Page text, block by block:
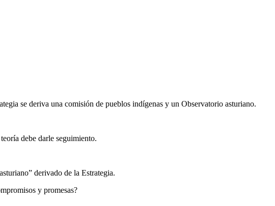
se deriva una comisión de pueblos indígenas y un Observatorio asturiano.
debe darle seguimiento.
derivado de la Estrategia.
y promesas?